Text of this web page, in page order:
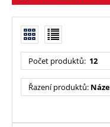
Počet produktů: 12
Řazení produktů: